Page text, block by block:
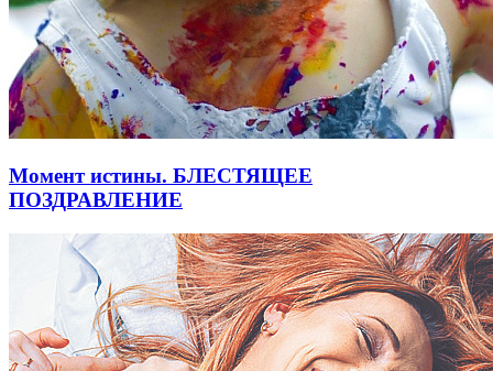
Момент истины. БЛЕСТЯЩЕЕ
ПОЗДРАВЛЕНИЕ